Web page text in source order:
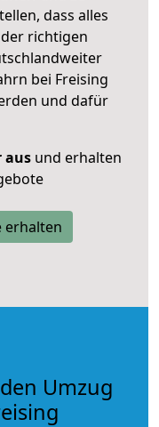
dass alles
richtigen
bei Freising
und dafür
ausund erhalten
erhalten
Umzug